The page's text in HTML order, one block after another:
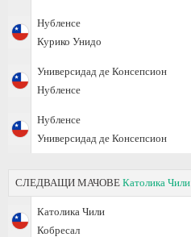
Нубленсе
Курико Унидо
Универсидад де Консепсион
Нубленсе
Нубленсе
Универсидад де Консепсион
СЛЕДВАЩИ МАЧОВЕ Католика Чили
Католика Чили
Кобресал